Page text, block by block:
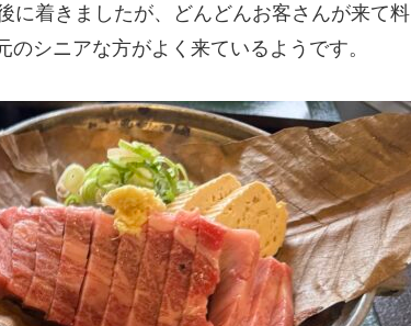
に着きましたが、どんどんお客さんが来て料
シニアな方がよく来ているようです。